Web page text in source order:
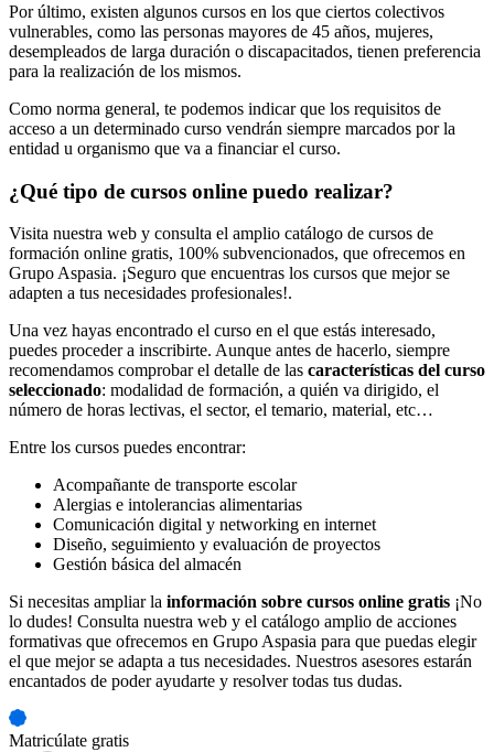
Por último, existen algunos cursos en los que ciertos colectivos
vulnerables, como las personas mayores de 45 años, mujeres,
desempleados de larga duración o discapacitados, tienen preferencia
para la realización de los mismos.
Como norma general, te podemos indicar que los requisitos de
acceso a un determinado curso vendrán siempre marcados por la
entidad u organismo que va a financiar el curso.
¿Qué tipo de cursos online puedo realizar?
Visita nuestra web y consulta el amplio catálogo de cursos de
formación online gratis, 100% subvencionados, que ofrecemos en
Grupo Aspasia. ¡Seguro que encuentras los cursos que mejor se
adapten a tus necesidades profesionales!.
Una vez hayas encontrado el curso en el que estás interesado,
puedes proceder a inscribirte. Aunque antes de hacerlo, siempre
recomendamos comprobar el detalle de las características del curso
seleccionado: modalidad de formación, a quién va dirigido, el
número de horas lectivas, el sector, el temario, material, etc…
Entre los cursos puedes encontrar:
Acompañante de transporte escolar
Alergias e intolerancias alimentarias
Comunicación digital y networking en internet
Diseño, seguimiento y evaluación de proyectos
Gestión básica del almacén
Si necesitas ampliar la información sobre cursos online gratis ¡No
lo dudes! Consulta nuestra web y el catálogo amplio de acciones
formativas que ofrecemos en Grupo Aspasia para que puedas elegir
el que mejor se adapta a tus necesidades. Nuestros asesores estarán
encantados de poder ayudarte y resolver todas tus dudas.
Matricúlate gratis